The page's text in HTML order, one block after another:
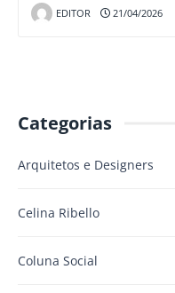
EDITOR 21/04/2026
Categorias
Arquitetos e Designers
Celina Ribello
Coluna Social